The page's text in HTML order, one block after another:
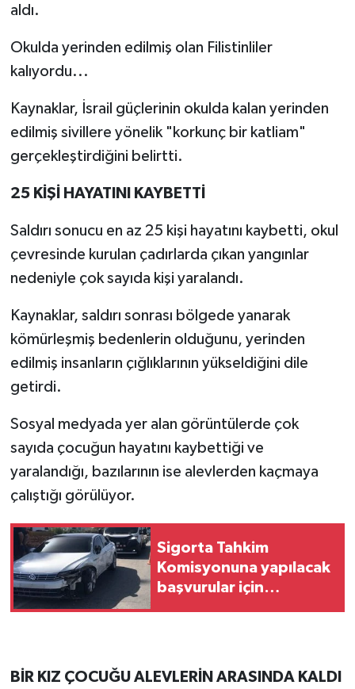
aldı.
Okulda yerinden edilmiş olan Filistinliler
kalıyordu...
Kaynaklar, İsrail güçlerinin okulda kalan yerinden
edilmiş sivillere yönelik "korkunç bir katliam"
gerçekleştirdiğini belirtti.
25 KİŞİ HAYATINI KAYBETTİ
Saldırı sonucu en az 25 kişi hayatını kaybetti, okul
çevresinde kurulan çadırlarda çıkan yangınlar
nedeniyle çok sayıda kişi yaralandı.
Kaynaklar, saldırı sonrası bölgede yanarak
kömürleşmiş bedenlerin olduğunu, yerinden
edilmiş insanların çığlıklarının yükseldiğini dile
getirdi.
Sosyal medyada yer alan görüntülerde çok
sayıda çocuğun hayatını kaybettiği ve
yaralandığı, bazılarının ise alevlerden kaçmaya
çalıştığı görülüyor.
Sigorta Tahkim
Komisyonuna yapılacak
başvurular için
BİR KIZ ÇOCUĞU ALEVLERİN ARASINDA KALDI